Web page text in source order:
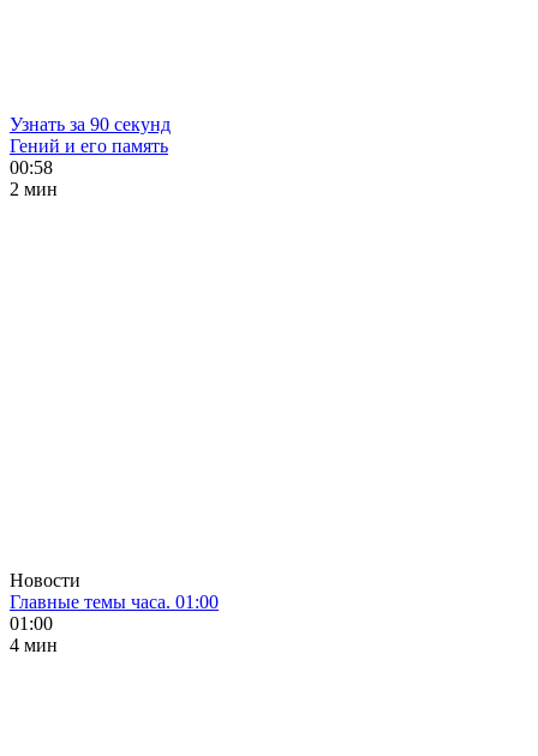
Узнать за 90 секунд
Гений и его память
00:58
2 мин
Новости
Главные темы часа. 01:00
01:00
4 мин